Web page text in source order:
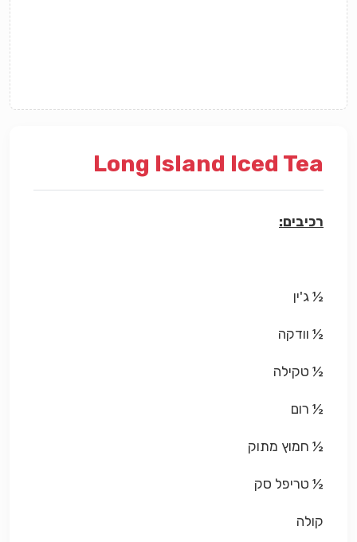
Long Island Iced Tea
רכיבים:
½ ג'ין
½ וודקה
½ טקילה
½ רום
½ חמוץ מתוק
½ טריפל סק
קולה